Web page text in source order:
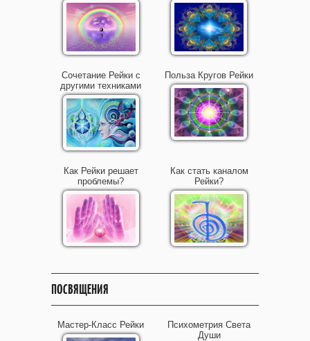
Сочетание Рейки с
другими техниками
Польза Кругов Рейки
Как Рейки решает
проблемы?
Как стать каналом
Рейки?
ПОСВЯЩЕНИЯ
Мастер-Класс Рейки
Психометрия Света
Души